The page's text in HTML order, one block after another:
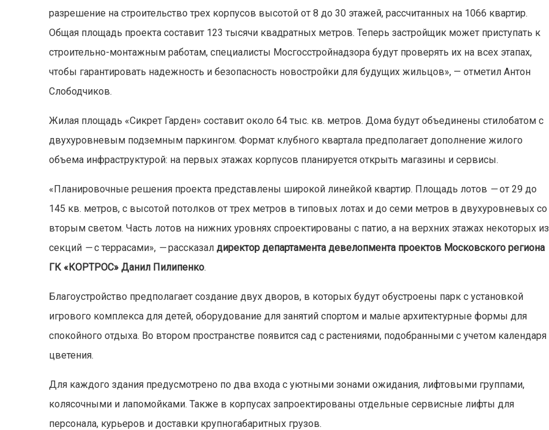
разрешение на строительство трех корпусов высотой от 8 до 30 этажей, рассчитанных на 1066 квартир.
Общая площадь проекта составит 123 тысячи квадратных метров. Теперь застройщик может приступать к
строительно-монтажным работам, специалисты Мосгосстройнадзора будут проверять их на всех этапах,
чтобы гарантировать надежность и безопасность новостройки для будущих жильцов», — отметил Антон
Слободчиков.
Жилая площадь «Сикрет Гарден» составит около 64 тыс. кв. метров. Дома будут объединены стилобатом с
двухуровневым подземным паркингом. Формат клубного квартала предполагает дополнение жилого
объема инфраструктурой: на первых этажах корпусов планируется открыть магазины и сервисы.
«Планировочные решения проекта представлены широкой линейкой квартир. Площадь лотов —от 29 до
145 кв. метров, с высотой потолков от трех метров в типовых лотах и до семи метров в двухуровневых со
вторым светом. Часть лотов на нижних уровнях спроектированы с патио, а на верхних этажах некоторых из
секций —с террасами», —рассказалдиректор департамента девелопмента проектов Московского региона
ГК «КОРТРОС» Данил Пилипенко.
Благоустройство предполагает создание двух дворов, в которых будут обустроены парк с установкой
игрового комплекса для детей, оборудование для занятий спортом и малые архитектурные формы для
спокойного отдыха. Во втором пространстве появится сад с растениями, подобранными с учетом календаря
цветения.
Для каждого здания предусмотрено по два входа с уютными зонами ожидания, лифтовыми группами,
колясочными и лапомойками. Также в корпусах запроектированы отдельные сервисные лифты для
персонала, курьеров и доставки крупногабаритных грузов.